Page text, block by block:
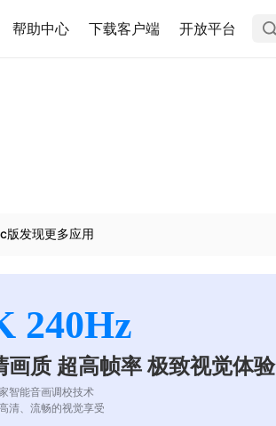
帮助中心 下载客户端 开放平台
版发现更多应用
240Hz
画质 超高帧率 极致视觉体验
智能音画调校技术
清、流畅的视觉享受